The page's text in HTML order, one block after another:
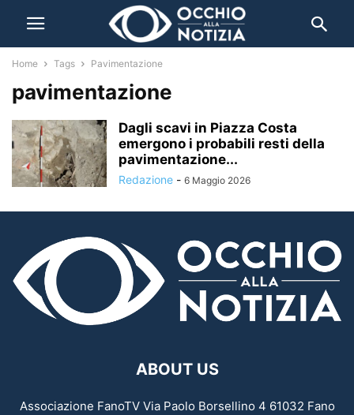
Home Tags Pavimentazione
pavimentazione
Dagli scavi in Piazza Costa
emergono i probabili resti della
pavimentazione...
Redazione - 6 Maggio 2026
ABOUT US
Associazione FanoTV Via Paolo Borsellino 4 61032 Fano